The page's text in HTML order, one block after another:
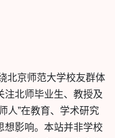
北京师范大学校友群体
注北师毕业生、教授及
人”在教育、学术研究
想影响。本站并非学校